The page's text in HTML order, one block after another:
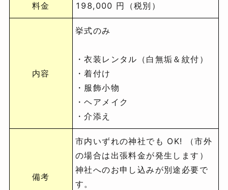
料金 198,000 円（税別）
内容
挙式のみ
・衣装レンタル（白無垢＆紋付）
・着付け
・服飾小物
・ヘアメイク
・介添え
備考
市内いずれの神社でも OK! （市外
の場合は出張料金が発生します）
神社へのお申し込みが別途必要で
す。